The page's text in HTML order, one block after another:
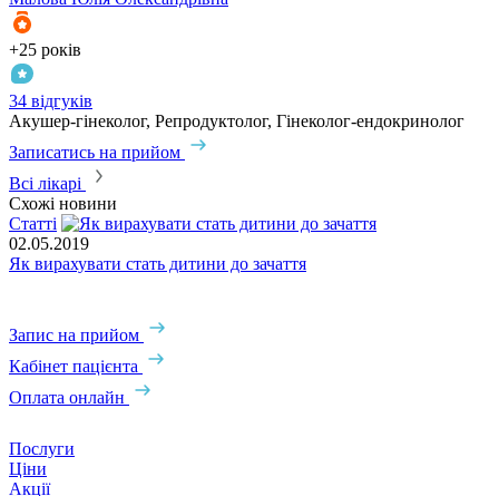
+25 років
34 відгуків
Акушер-гінеколог, Репродуктолог, Гінеколог-ендокринолог
Записатись на прийом
Всі лікарі
Схожі новини
Статті
02.05.2019
Як вирахувати стать дитини до зачаття
Запис на прийом
Кабінет пацієнта
Оплата онлайн
Послуги
Ціни
Акції